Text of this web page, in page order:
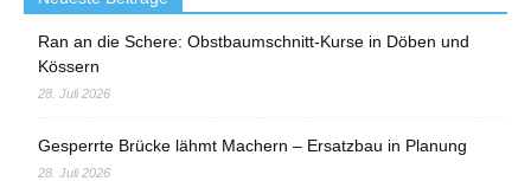
Ran an die Schere: Obstbaumschnitt-Kurse in Döben und
Kössern
28. Juli 2026
Gesperrte Brücke lähmt Machern – Ersatzbau in Planung
28. Juli 2026